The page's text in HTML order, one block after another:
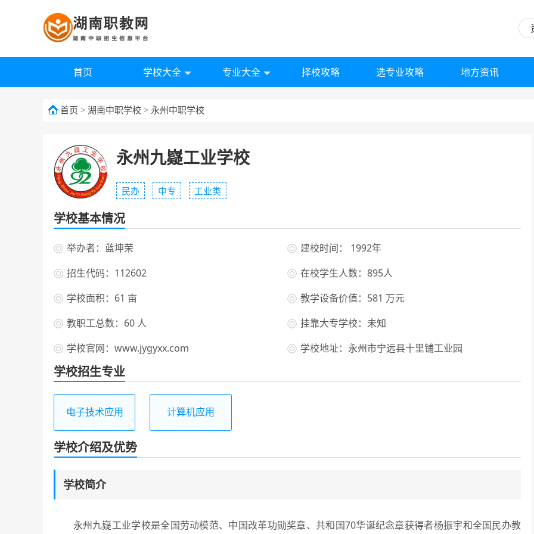
首页 学校大全 专业大全 择校攻略 选专业攻略 地方资讯
首页 > 湖南中职学校 > 永州中职学校
永州九嶷工业学校
民办 中专 工业类
学校基本情况
举办者：蓝坤荣
建校时间： 1992年
招生代码：112602
在校学生人数：895人
学校面积：61 亩
教学设备价值：581 万元
教职工总数：60 人
挂靠大专学校：未知
学校官网：www.jygyxx.com
学校地址：永州市宁远县十里铺工业园
学校招生专业
电子技术应用 计算机应用
学校介绍及优势
学校简介
永州九嶷工业学校是全国劳动模范、中国改革功勋奖章、共和国70华诞纪念章获得者杨振宇和全国民办教